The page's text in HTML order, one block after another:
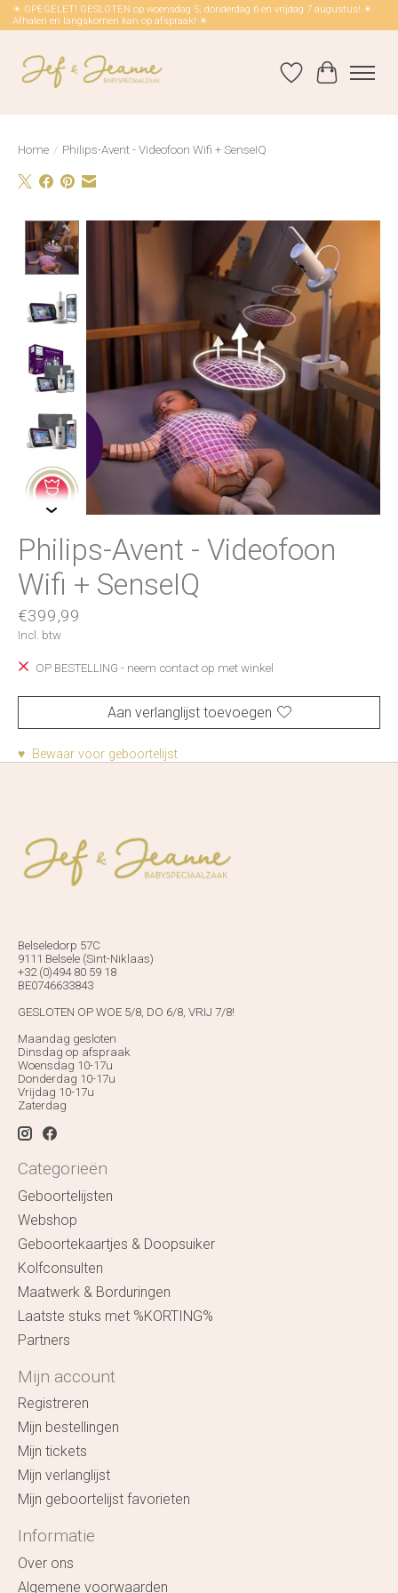
☀ OPEGELET! GESLOTEN op woensdag 5, donderdag 6 en vrijdag 7 augustus! ☀
Afhalen en langskomen kan op afspraak! ☀
Verlanglijst
Home / Philips-Avent - Videofoon Wifi + SenseIQ
Product image slideshow Items
Philips-Avent - Videofoon
Wifi + SenseIQ
€399,99
Incl. btw
OP BESTELLING - neem contact op met winkel
Aan verlanglijst toevoegen
♥ Bewaar voor geboortelijst
Belseledorp 57C
9111 Belsele (Sint-Niklaas)
+32 (0)494 80 59 18
BE0746633843
GESLOTEN OP WOE 5/8, DO 6/8, VRIJ 7/8!
Maandag gesloten
Dinsdag op afspraak
Woensdag 10-17u
Donderdag 10-17u
Vrijdag 10-17u
Zaterdag
Categorieën
Geboortelijsten
Webshop
Geboortekaartjes & Doopsuiker
Kolfconsulten
Maatwerk & Borduringen
Laatste stuks met %KORTING%
Partners
Mijn account
Registreren
Mijn bestellingen
Mijn tickets
Mijn verlanglijst
Mijn geboortelijst favorieten
Informatie
Over ons
Algemene voorwaarden